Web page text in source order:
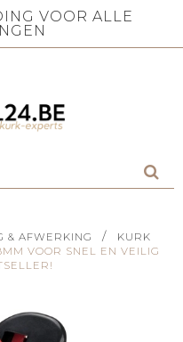
VOOR ALLE
& AFWERKING /
KURK
VOOR SNEL EN VEILIG